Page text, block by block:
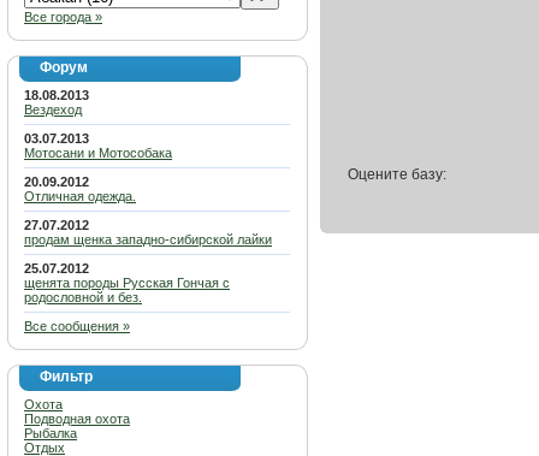
Все города »
Форум
18.08.2013
Вездеход
03.07.2013
Мотосани и Мотособака
20.09.2012
Отличная одежда.
27.07.2012
продам щенка западно-сибирской лайки
25.07.2012
щенята породы Русская Гончая с
родословной и без.
Все сообщения »
Фильтр
Охота
Подводная охота
Рыбалка
Отдых
Оцените базу: